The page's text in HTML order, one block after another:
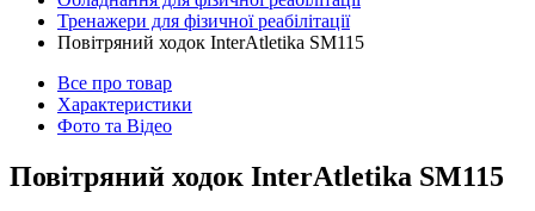
Тренажери для фізичної реабілітації
Повітряний ходок InterAtletika SM115
Все про товар
Характеристики
Фото та Відео
Повітряний ходок InterAtletika SM115